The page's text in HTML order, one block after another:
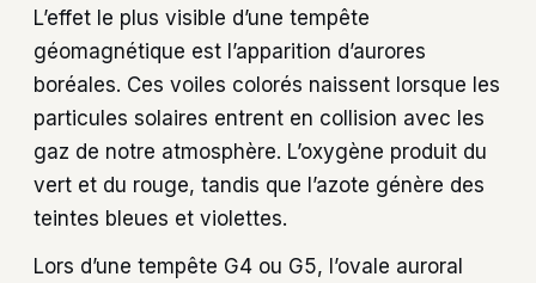
L’effet le plus visible d’une tempête
géomagnétique est l’apparition d’aurores
boréales. Ces voiles colorés naissent lorsque les
particules solaires entrent en collision avec les
gaz de notre atmosphère. L’oxygène produit du
vert et du rouge, tandis que l’azote génère des
teintes bleues et violettes.
Lors d’une tempête G4 ou G5, l’ovale auroral